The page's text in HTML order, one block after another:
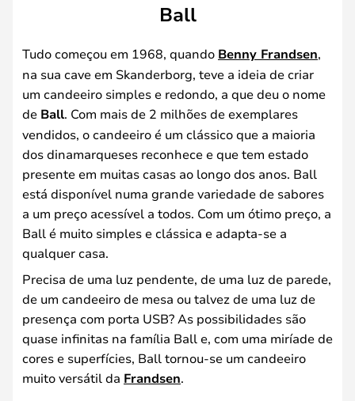
Ball
Tudo começou em 1968, quando Benny Frandsen,
na sua cave em Skanderborg, teve a ideia de criar
um candeeiro simples e redondo, a que deu o nome
de Ball. Com mais de 2 milhões de exemplares
vendidos, o candeeiro é um clássico que a maioria
dos dinamarqueses reconhece e que tem estado
presente em muitas casas ao longo dos anos. Ball
está disponível numa grande variedade de sabores
a um preço acessível a todos. Com um ótimo preço, a
Ball é muito simples e clássica e adapta-se a
qualquer casa.
Precisa de uma luz pendente, de uma luz de parede,
de um candeeiro de mesa ou talvez de uma luz de
presença com porta USB? As possibilidades são
quase infinitas na família Ball e, com uma miríade de
cores e superfícies, Ball tornou-se um candeeiro
muito versátil da Frandsen.